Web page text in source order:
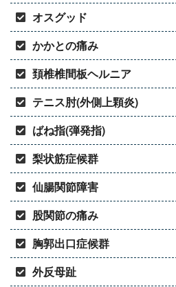
オスグッド
かかとの痛み
頚椎椎間板ヘルニア
テニス肘(外側上顆炎)
ばね指(弾発指)
梨状筋症候群
仙腸関節障害
股関節の痛み
胸郭出口症候群
外反母趾